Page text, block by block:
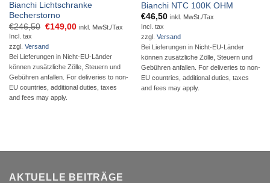
Bianchi Lichtschranke
Becherstorno
€246,50 Ursprünglicher
€246,50
€149,00Aktueller
inkl. MwSt./Tax
Incl. tax
zzgl. Versand
Bei Lieferungen in Nicht-EU-Länder
können zusätzliche Zölle, Steuern und
Gebühren anfallen. For deliveries to non-
EU countries, additional duties, taxes
and fees may apply.
Bianchi NTC 100K OHM
€46,50 inkl. MwSt./Tax
Incl. tax
zzgl. Versand
Bei Lieferungen in Nicht-EU-Länder
können zusätzliche Zölle, Steuern und
Gebühren anfallen. For deliveries to non-
EU countries, additional duties, taxes
and fees may apply.
AKTUELLE BEITRÄGE